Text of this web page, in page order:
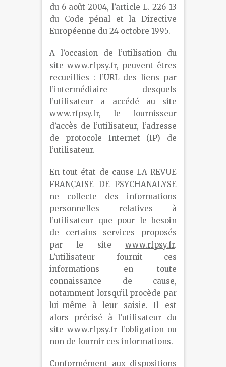
du 6 août 2004, l’article L. 226-13
du Code pénal et la Directive
Européenne du 24 octobre 1995.
A l’occasion de l’utilisation du
site www.rfpsy.fr, peuvent êtres
recueillies : l’URL des liens par
l’intermédiaire desquels
l’utilisateur a accédé au site
www.rfpsy.fr, le fournisseur
d’accès de l’utilisateur, l’adresse
de protocole Internet (IP) de
l’utilisateur.
En tout état de cause LA REVUE
FRANÇAISE DE PSYCHANALYSE
ne collecte des informations
personnelles relatives à
l’utilisateur que pour le besoin
de certains services proposés
par le site www.rfpsy.fr.
L’utilisateur fournit ces
informations en toute
connaissance de cause,
notamment lorsqu’il procède par
lui-même à leur saisie. Il est
alors précisé à l’utilisateur du
sitewww.rfpsy.fr l’obligation ou
non de fournir ces informations.
Conformément aux dispositions